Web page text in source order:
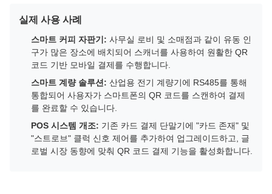
실제 사용 사례
스마트 커피 자판기: 사무실 로비 및 소매점과 같이 유동 인
구가 많은 장소에 배치되어 스캐너를 사용하여 원활한 QR
코드 기반 모바일 결제를 수행합니다.
스마트 계량 솔루션: 산업용 전기 계량기에 RS485를 통해
통합되어 사용자가 스마트폰의 QR 코드를 스캔하여 결제
를 완료할 수 있습니다.
POS 시스템 개조: 기존 카드 결제 단말기에 "카드 존재" 및
"스트로브" 클럭 신호 제어를 추가하여 업그레이드하고, 글
로벌 시장 동향에 맞춰 QR 코드 결제 기능을 활성화합니다.